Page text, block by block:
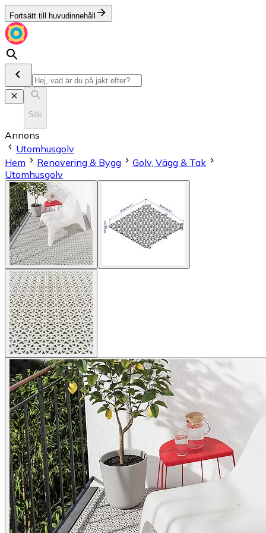
Fortsätt till huvudinnehåll
Sök
Annons
Utomhusgolv
Hem
Renovering & Bygg
Golv, Vägg & Tak
Utomhusgolv